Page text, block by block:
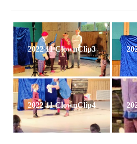
2022 11 ClownClip3
2022 11 ClownClip4